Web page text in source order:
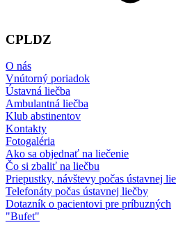
CPLDZ
O nás
Vnútorný poriadok
Ústavná liečba
Ambulantná liečba
Klub abstinentov
Kontakty
Fotogaléria
Ako sa objednať na liečenie
Čo si zbaliť na liečbu
Priepustky, návštevy počas ústavnej
Telefonáty počas ústavnej liečby
Dotazník o pacientovi pre príbuzných
"Bufet"